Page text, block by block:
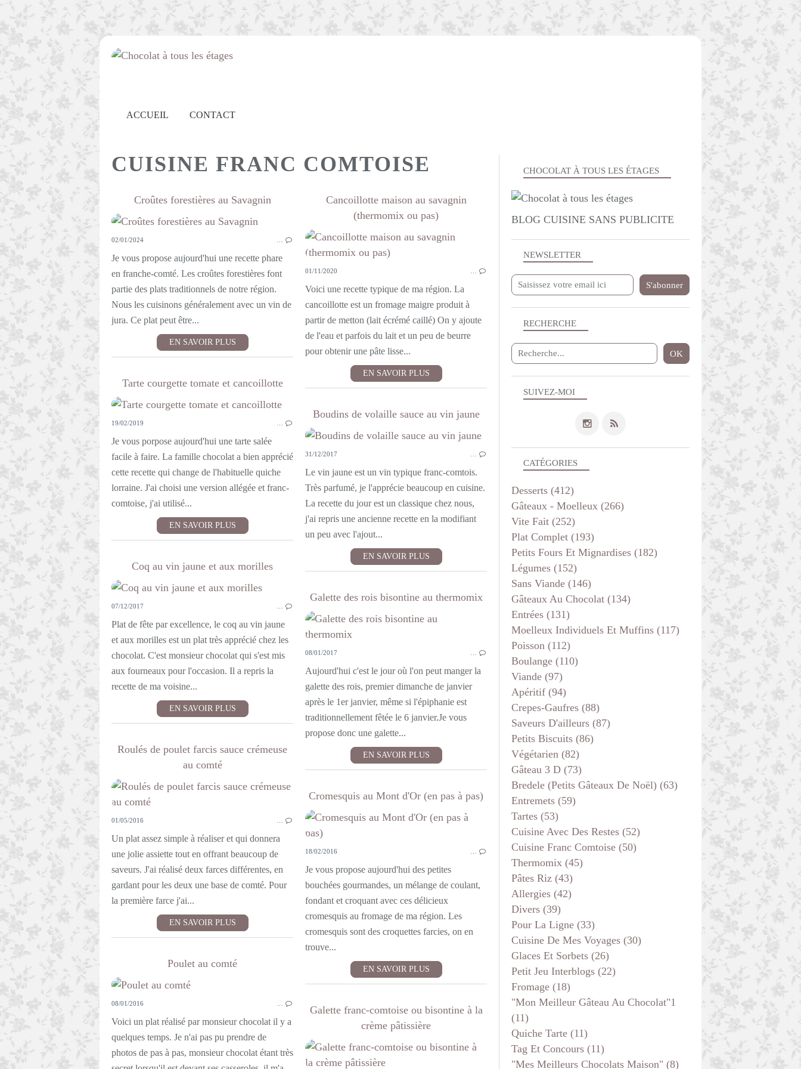
ACCUEIL CONTACT
CUISINE FRANC COMTOISE
Croûtes forestières au Savagnin
PLAT COMPLET
CUISINE FRANC COMTOISE
02/01/2024
Je vous propose aujourd'hui une recette phare
en franche-comté. Les croûtes forestières font
partie des plats traditionnels de notre région.
Nous les cuisinons généralement avec un vin de
jura. Ce plat peut être...
EN SAVOIR PLUS
Cancoillotte maison au savagnin
(thermomix ou pas)
CUISINE FRANC COMTOISE
THERMOMIX
VÉGÉTARIEN
01/11/2020
Voici une recette typique de ma région. La
cancoillotte est un fromage maigre produit à
partir de metton (lait écrémé caillé) On y ajoute
de l'eau et parfois du lait et un peu de beurre
pour obtenir une pâte lisse...
EN SAVOIR PLUS
Tarte courgette tomate et cancoillotte
TARTES
PLAT COMPLET
CUISINE FRANC COMTOISE
LÉGUMES
VITE FAIT
VÉGÉTARIEN
19/02/2019
Je vous porpose aujourd'hui une tarte salée
facile à faire. La famille chocolat a bien apprécié
cette recette qui change de l'habituelle quiche
lorraine. J'ai choisi une version allégée et franc-
comtoise, j'ai utilisé...
EN SAVOIR PLUS
Boudins de volaille sauce au vin jaune
CUISINE FRANC COMTOISE
31/12/2017
Le vin jaune est un vin typique franc-comtois.
Très parfumé, je l'apprécie beaucoup en cuisine.
La recette du jour est un classique chez nous,
j'ai repris une ancienne recette en la modifiant
un peu avec l'ajout...
EN SAVOIR PLUS
Coq au vin jaune et aux morilles
VIANDE
07/12/2017
Plat de fête par excellence, le coq au vin jaune
et aux morilles est un plat très apprécié chez les
chocolat. C'est monsieur chocolat qui s'est mis
aux fourneaux pour l'occasion. Il a repris la
recette de ma voisine...
EN SAVOIR PLUS
Galette des rois bisontine au thermomix
CUISINE FRANC COMTOISE
08/01/2017
Aujourd'hui c'est le jour où l'on peut manger la
galette des rois, premier dimanche de janvier
après le 1er janvier, même si l'épiphanie est
traditionnellement fêtée le 6 janvier.Je vous
propose donc une galette...
EN SAVOIR PLUS
Roulés de poulet farcis sauce crémeuse
au comté
VIANDE
01/05/2016
Un plat assez simple à réaliser et qui donnera
une jolie assiette tout en offrant beaucoup de
saveurs. J'ai réalisé deux farces différentes, en
gardant pour les deux une base de comté. Pour
la première farce j'ai...
EN SAVOIR PLUS
Cromesquis au Mont d'Or (en pas à pas)
ENTRÉES
PLAT COMPLET
CUISINE FRANC COMTOISE
CUISINE AVEC DES RESTES
18/02/2016
Je vous propose aujourd'hui des petites
bouchées gourmandes, un mélange de coulant,
fondant et croquant avec ces délicieux
cromesquis au fromage de ma région. Les
cromesquis sont des croquettes farcies, on en
trouve...
EN SAVOIR PLUS
Poulet au comté
PLAT COMPLET
08/01/2016
Voici un plat réalisé par monsieur chocolat il y a
quelques temps. Je n'ai pas pu prendre de
photos de pas à pas, monsieur chocolat étant très
Galette franc-comtoise ou bisontine à la
crème pâtissière
NEWSLETTER
SUIVEZ-MOI
RECHERCHE
CHOCOLAT À TOUS LES ÉTAGES
BLOG CUISINE SANS PUBLICITE
CATÉGORIES
Desserts (412)
Gâteaux - Moelleux (266)
Vite Fait (252)
Plat Complet (193)
Petits Fours Et Mignardises (182)
Légumes (152)
Sans Viande (146)
Gâteaux Au Chocolat (134)
Entrées (131)
Moelleux Individuels Et Muffins (117)
Poisson (112)
Boulange (110)
Viande (97)
Apéritif (94)
Crepes-Gaufres (88)
Saveurs D'ailleurs (87)
Petits Biscuits (86)
Végétarien (82)
Gâteau 3 D (73)
Bredele (petits Gâteaux De Noël) (63)
Entremets (59)
Tartes (53)
Cuisine Avec Des Restes (52)
Cuisine Franc Comtoise (50)
Thermomix (45)
Pâtes Riz (43)
Allergies (42)
Divers (39)
Pour La Ligne (33)
Cuisine De Mes Voyages (30)
Glaces Et Sorbets (26)
Petit Jeu Interblogs (22)
Fromage (18)
"mon Meilleur Gâteau Au Chocolat"1
(11)
Quiche Tarte (11)
Tag Et Concours (11)
"mes Meilleurs Chocolats Maison" (8)